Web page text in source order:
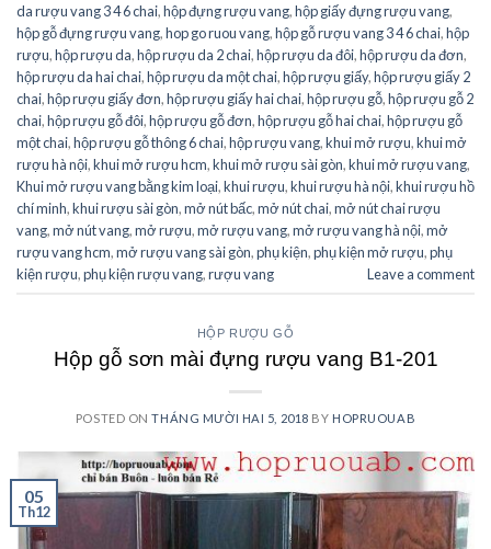
da rượu vang 3 4 6 chai,hộp đựng rượu vang,hộp giấy đựng rượu vang,
hộp gỗ đựng rượu vang,hop go ruou vang,hộp gỗ rượu vang 3 4 6 chai,hộp
rượu,hộp rượu da,hộp rượu da 2 chai,hộp rượu da đôi,hộp rượu da đơn,
hộp rượu da hai chai,hộp rượu da một chai,hộp rượu giấy,hộp rượu giấy 2
chai,hộp rượu giấy đơn,hộp rượu giấy hai chai,hộp rượu gỗ,hộp rượu gỗ 2
chai,hộp rượu gỗ đôi,hộp rượu gỗ đơn,hộp rượu gỗ hai chai,hộp rượu gỗ
một chai,hộp rượu gỗ thông 6 chai,hộp rượu vang,khui mở rượu,khui mở
rượu hà nội,khui mở rượu hcm,khui mở rượu sài gòn,khui mở rượu vang,
Khui mở rượu vang bằng kim loại,khui rượu,khui rượu hà nội,khui rượu hồ
chí minh,khui rượu sài gòn,mở nút bấc,mở nút chai,mở nút chai rượu
vang,mở nút vang,mở rượu,mở rượu vang,mở rượu vang hà nội,mở
rượu vang hcm,mở rượu vang sài gòn,phụ kiện,phụ kiện mở rượu,phụ
kiện rượu,phụ kiện rượu vang,rượu vang Leave a comment
HỘP RƯỢU GỖ
Hộp gỗ sơn mài đựng rượu vang B1-201
POSTED ONTHÁNG MƯỜI HAI 5, 2018 BY HOPRUOUAB
05
Th12